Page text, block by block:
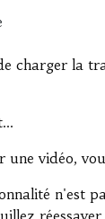
charger la
une vidéo,
n'est